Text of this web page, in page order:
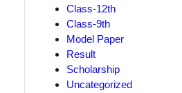
Class-12th
Class-9th
Model Paper
Result
Scholarship
Uncategorized